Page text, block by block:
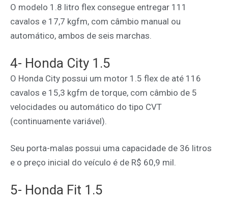
O modelo 1.8 litro flex consegue entregar 111
cavalos e 17,7 kgfm, com câmbio manual ou
automático, ambos de seis marchas.
4- Honda City 1.5
O Honda City possui um motor 1.5 flex de até 116
cavalos e 15,3 kgfm de torque, com câmbio de 5
velocidades ou automático do tipo CVT
(continuamente variável).
Seu porta-malas possui uma capacidade de 36 litros
e o preço inicial do veículo é de R$ 60,9 mil.
5- Honda Fit 1.5